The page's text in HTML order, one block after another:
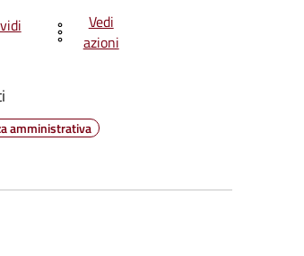
Vedi
azioni
amministrativa